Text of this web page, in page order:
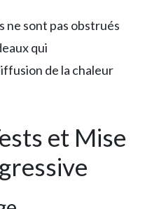
ne sont pas obstrués
qui
de la chaleur
et Mise